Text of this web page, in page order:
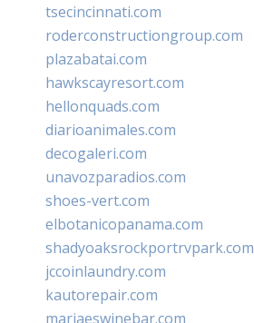
tsecincinnati.com
roderconstructiongroup.com
plazabatai.com
hawkscayresort.com
hellonquads.com
diarioanimales.com
decogaleri.com
unavozparadios.com
shoes-vert.com
elbotanicopanama.com
shadyoaksrockportrvpark.com
jccoinlaundry.com
kautorepair.com
marjaeswinebar.com